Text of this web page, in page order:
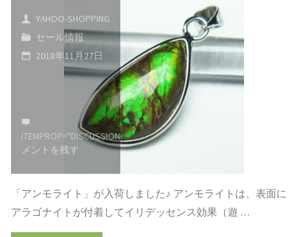
ト
ア
ポ
イ
2
ミ
ア
ム
セ
ー
催
YAHOO-SHOPPING
セール情報
2018年11月27日
ITEMPROP="DISCUSSIONURL"コ
メントを残す
「アンモライト」が入荷しました♪ アンモライトは、表面に
アラゴナイトが付着してイリデッセンス効果（遊 …